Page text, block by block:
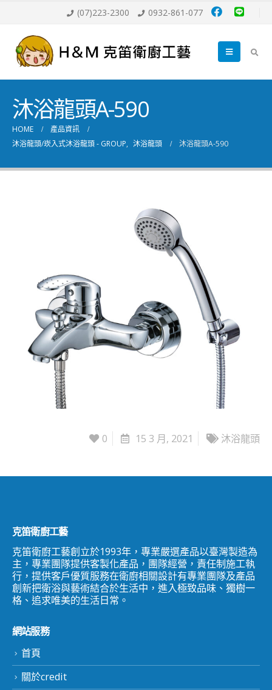
(07)223-2300 0932-861-077
沐浴龍頭A-590
HOME
產品資訊
沐浴龍頭/崁入式沐浴龍頭 - GROUP, 沐浴龍頭 沐浴龍頭A-590
0 15 3 月, 2021 沐浴龍頭
克笛衛廚工藝
克笛衛廚工藝創立於1993年，專業嚴選產品以臺灣製造為
主，專業團隊提供客製化產品，團隊經營，責任制施工執
行，提供客戶優質服務在衛廚相關設計有專業團隊及產品
創新把衛浴與藝術結合於生活中，進入極致品味、獨樹一
格、追求唯美的生活日常。
網站服務
首頁
關於credit